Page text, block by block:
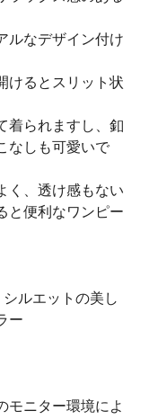
ルなデザイン付け
けるとスリット状
着られますし、釦
なしも可愛いで
く、透け感もない
と便利なワンピー
ルエットの美し
ー
モニター環境によ